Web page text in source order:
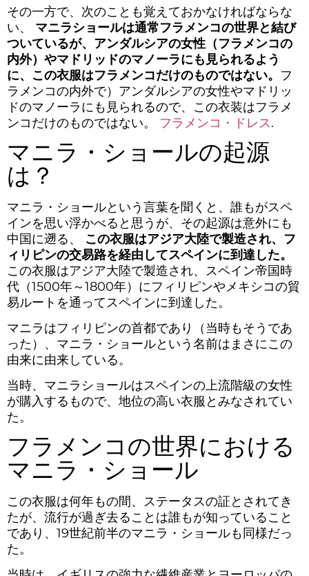
その一方で、次のことも覚えておかなければならな
い、 マニラショールは通常フラメンコの世界と結び
ついているが、アンダルシアの女性（フラメンコの
内外）やマドリッドのマノーラにも見られるよう
に、この衣服はフラメンコだけのものではない。 フ
ラメンコの内外で）アンダルシアの女性やマドリッ
ドのマノーラにも見られるので、この衣装はフラメ
ンコだけのものではない。 フラメンコ・ドレス.
マニラ・ショールの起源
は？
マニラ・ショールという言葉を聞くと、誰もがスペ
インを思い浮かべると思うが、その起源は意外にも
中国に遡る、 この衣服はアジア大陸で製造され、フ
ィリピンの交易路を経由してスペインに到達した。
この衣服はアジア大陸で製造され、スペイン帝国時
代（1500年～1800年）にフィリピンやメキシコの貿
易ルートを通ってスペインに到達した。
マニラはフィリピンの首都であり（当時もそうであ
った）、マニラ・ショールという名前はまさにこの
由来に由来している。
当時、マニラショールはスペインの上流階級の女性
が購入するもので、地位の高い衣服とみなされてい
た。
フラメンコの世界における
マニラ・ショール
この衣服は何年もの間、ステータスの証とされてき
たが、流行が過ぎ去ることは誰もが知っていること
であり、19世紀前半のマニラ・ショールも同様だっ
た。